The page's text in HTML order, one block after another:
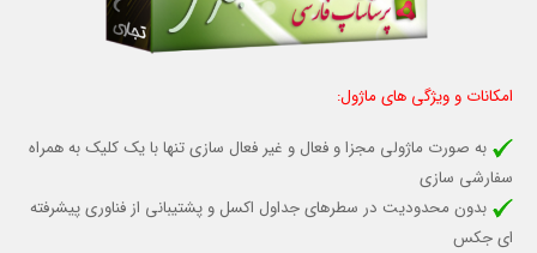
امکانات و ویژگی های ماژول:
به صورت ماژولی مجزا و فعال و غیر فعال سازی تنها با یک کلیک به همراه
سفارشی سازی
بدون محدودیت در سطرهای جداول اکسل و پشتیبانی از فناوری پیشرفته
ای جکس